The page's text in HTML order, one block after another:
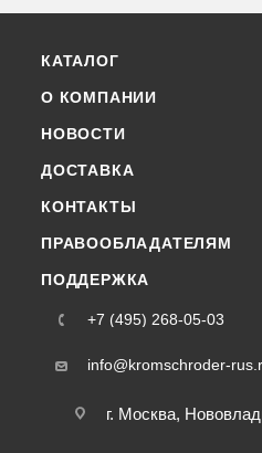
КАТАЛОГ
О КОМПАНИИ
НОВОСТИ
ДОСТАВКА
КОНТАКТЫ
ПРАВООБЛАДАТЕЛЯМ
ПОДДЕРЖКА
+7 (495) 268-05-03
info@kromschroder-
г. Москва,